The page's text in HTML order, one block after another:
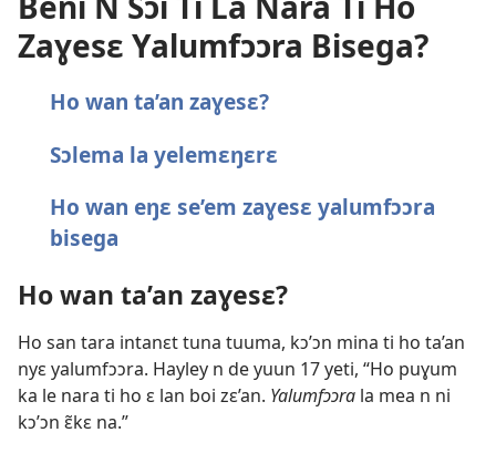
Zaɣesɛ Yalumfɔɔra Bisega?
Ho wan ta’an zaɣesɛ?
Sɔlema la yelemɛŋɛrɛ
Ho wan eŋɛ se’em zaɣesɛ yalumfɔɔra
bisega
Ho wan ta’an zaɣesɛ?
Ho san tara intanɛt tuna tuuma, kɔ’ɔn mina ti ho ta’an
nyɛ yalumfɔɔra. Hayley n de yuun 17 yeti, “Ho puɣum
ka le nara ti ho ɛ lan boi zɛ’an. Yalumfɔɔra la mea n ni
kɔ’ɔn ɛ̃kɛ na.”